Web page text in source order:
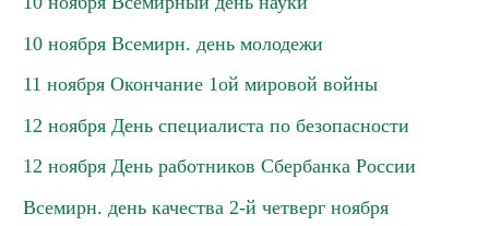
10 ноября Всемирн. день молодежи
11 ноября Окончание 1ой мировой войны
12 ноября День специалиста по безопасности
12 ноября День работников Сбербанка России
Всемирн. день качества 2-й четверг ноября